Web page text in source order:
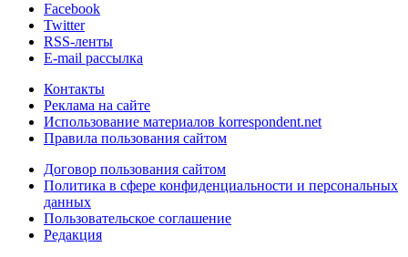
Facebook
Twitter
RSS-ленты
E-mail рассылка
Контакты
Реклама на сайте
Использование материалов korrespondent.net
Правила пользования сайтом
Договор пользования сайтом
Политика в сфере конфиденциальности и персональных
данных
Пользовательское соглашение
Редакция